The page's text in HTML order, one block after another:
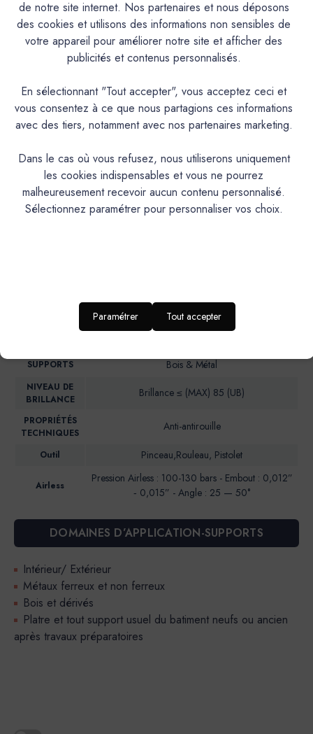
Caractéristiques
Couleurs & Échantillons
décoration pour les bois, métaux et tous supports usuels.
Intérieur/Extérieur. Excellent pouvoir couvrant et opacifiant.
Très bonne tenue et bon rendu. Excellente adhérence et
bonne résistance aux intempéries. Contient un anti-rouille.
Peinture en phase aqueuse à base de résines
alkydes en emulsion
SUPPORTS Bois & Métal
NIVEAU DE
BRILLANCE
Brillance ≤ (MAX) 85 (UB)
PROPRIÉTÉS
TECHNIQUES
Anti-antirouille
Outil Pinceau,Rouleau, Pistolet
Airless
Pression Airless : 100-130 bars - Embout : 0,012”
‐ 0,015” - Angle : 25 — 50°
DOMAINES D’APPLICATION-SUPPORTS
Intérieur/ Extérieur
Métaux ferreux et non ferreux
Bois et dérivés
Platre et tout support usuel du batiment neufs ou ancien
après travaux préparatoires
de notre site internet. Nos partenaires et nous déposons
des cookies et utilisons des informations non sensibles de
votre appareil pour améliorer notre site et afficher des
publicités et contenus personnalisés.
En sélectionnant "Tout accepter", vous acceptez ceci et
vous consentez à ce que nous partagions ces informations
avec des tiers, notamment avec nos partenaires marketing.
Dans le cas où vous refusez, nous utiliserons uniquement
les cookies indispensables et vous ne pourrez
malheureusement recevoir aucun contenu personnalisé.
Sélectionnez paramétrer pour personnaliser vos choix.
Paramétrer Tout accepter